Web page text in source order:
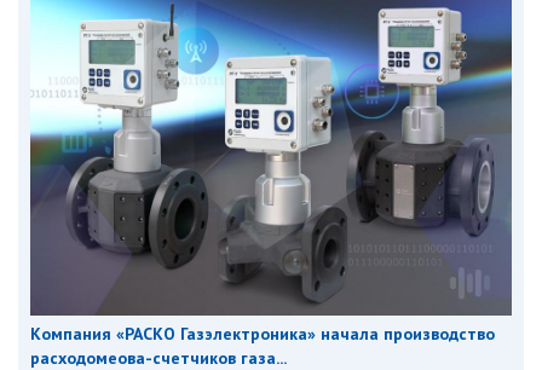
Компания «РАСКО Газэлектроника» начала производство
расходомеова-счетчиков газа...